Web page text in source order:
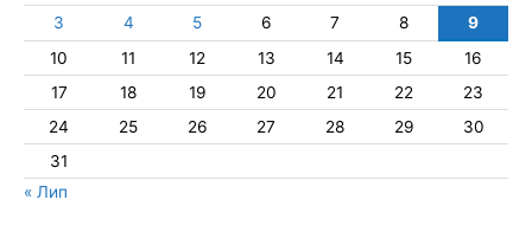
3
4 5 6 7 8
9
10
11 12 13 14 15
16
17
18 19 20 21 22
23
24
25 26 27 28 29
30
31
« Лип